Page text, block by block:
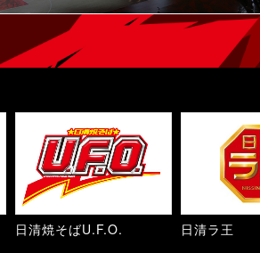
日清焼そばU.F.O. 日清ラ王